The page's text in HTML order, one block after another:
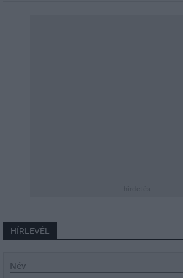
HÍRLEVÉL
Név